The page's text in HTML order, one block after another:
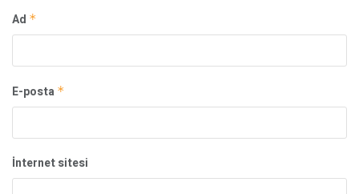
Ad *
E-posta *
İnternet sitesi